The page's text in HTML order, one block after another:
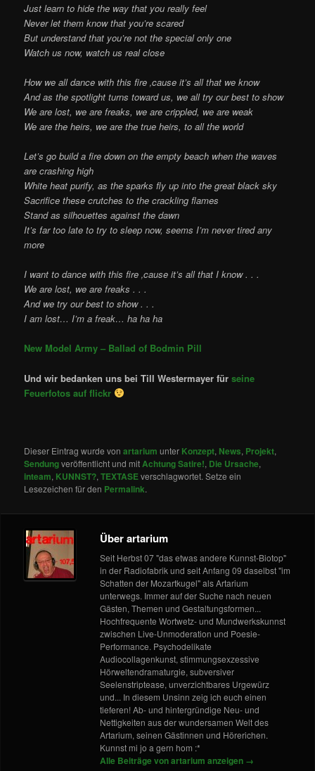
Just learn to hide the way that you really feel
Never let them know that you’re scared
But understand that you’re not the special only one
Watch us now, watch us real close
How we all dance with this fire ‚cause it’s all that we know
And as the spotlight turns toward us, we all try our best to show
We are lost, we are freaks, we are crippled, we are weak
We are the heirs, we are the true heirs, to all the world
Let’s go build a fire down on the empty beach when the waves
are crashing high
White heat purify, as the sparks fly up into the great black sky
Sacrifice these crutches to the crackling flames
Stand as silhouettes against the dawn
It’s far too late to try to sleep now, seems I’m never tired any
more
I want to dance with this fire ‚cause it’s all that I know . . .
We are lost, we are freaks . . .
And we try our best to show . . .
I am lost… I’m a freak… ha ha ha
New Model Army – Ballad of Bodmin Pill
Und wir bedanken uns bei Till Westermayer fürseine
Feuerfotos auf flickr
Dieser Eintrag wurde vonartarium unter Konzept, News, Projekt,
Sendungveröffentlicht und mitAchtung Satire!, Die Ursache,
inteam, KUNNST?,TEXTASEverschlagwortet. Setze ein
Lesezeichen für den Permalink.
Über artarium
Seit Herbst 07 "das etwas andere Kunnst-Biotop"
in der Radiofabrik und seit Anfang 09 daselbst "im
Schatten der Mozartkugel" als Artarium
unterwegs. Immer auf der Suche nach neuen
Gästen, Themen und Gestaltungsformen...
Hochfrequente Wortwetz- und Mundwerkskunnst
zwischen Live-Unmoderation und Poesie-
Performance. Psychodelikate
Audiocollagenkunst, stimmungsexzessive
Hörweltendramaturgie, subversiver
Seelenstriptease, unverzichtbares Urgewürz
und... In diesem Unsinn zeig ich euch einen
tieferen! Ab- und hintergründige Neu- und
Nettigkeiten aus der wundersamen Welt des
Artarium, seinen Gästinnen und Hörerichen.
Kunnst mi jo a gern hom :*
Alle Beiträge von artarium anzeigen →